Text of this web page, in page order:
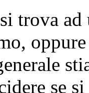
trova
se